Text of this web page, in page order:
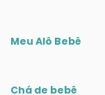
Meu Alô Bebê
Chá de bebê